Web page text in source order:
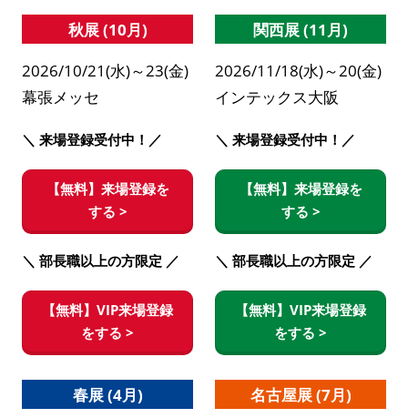
秋展 (10月)
2026/10/21(水)～23(金)
幕張メッセ
＼ 来場登録受付中！／
【無料】来場登録を
する >
＼ 部長職以上の方限定 ／
【無料】VIP来場登録
をする >
関西展 (11月)
2026/11/18(水)～20(金)
インテックス大阪
＼ 来場登録受付中！／
【無料】来場登録を
する >
＼ 部長職以上の方限定 ／
【無料】VIP来場登録
をする >
春展 (4月)
名古屋展 (7月)